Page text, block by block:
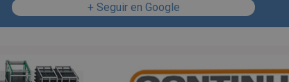
+ Seguir en Google